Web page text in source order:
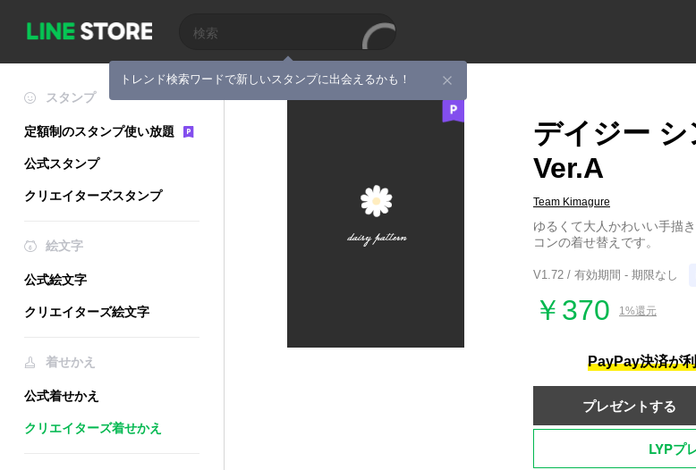
トレンド検索ワードで新しいスタンプに出会えるかも！
スタンプ
定額制のスタンプ使い放題
公式スタンプ
クリエイターズスタンプ
絵文字
公式絵文字
クリエイターズ絵文字
着せかえ
公式着せかえ
クリエイターズ着せかえ
デイジー
Ver.A
Team Kimagure
ゆるくて大人かわいい手描
コンの着せ替えです。
V1.72 / 有効期間 - 期限なし
￥370 1%還元
PayPay決済が
プレゼントする
LYPプ